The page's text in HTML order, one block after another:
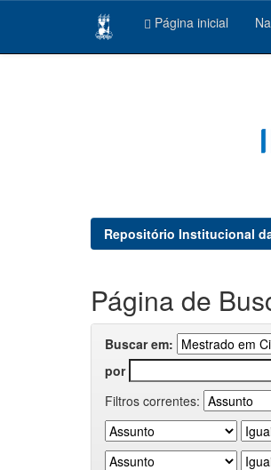
Página inicial
Repositório Institucional
Página de
Buscar em:
por
Filtros correntes: